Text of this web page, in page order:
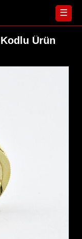
☰
Ürün